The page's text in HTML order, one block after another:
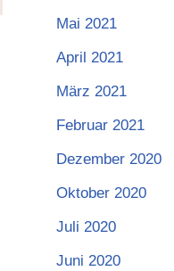
Mai 2021
April 2021
März 2021
Februar 2021
Dezember 2020
Oktober 2020
Juli 2020
Juni 2020